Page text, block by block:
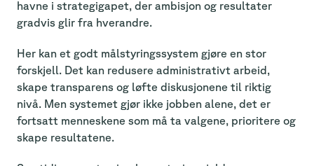
havne i strategigapet, der ambisjon og resultater
gradvis glir fra hverandre.
Her kan et godt målstyringssystem gjøre en stor
forskjell. Det kan redusere administrativt arbeid,
skape transparens og løfte diskusjonene til riktig
nivå. Men systemet gjør ikke jobben alene, det er
fortsatt menneskene som må ta valgene, prioritere og
skape resultatene.